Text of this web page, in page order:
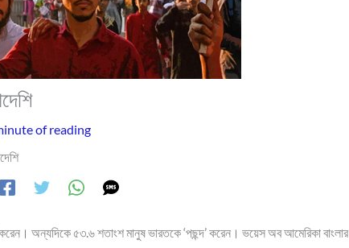
of reading
অন্যদিকে ৫৩.৬ শতাংশ মানুষ ভারতকে ‘পছন্দ’ করেন। ভয়েস অব আমেরিকা বাংলার